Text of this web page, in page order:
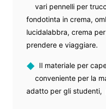
vari pennelli per
fondotinta in crema,
lucidalabbra, crema
prendere e viaggiare.
◆ Il materiale per
conveniente per la
adatto per gli studenti,